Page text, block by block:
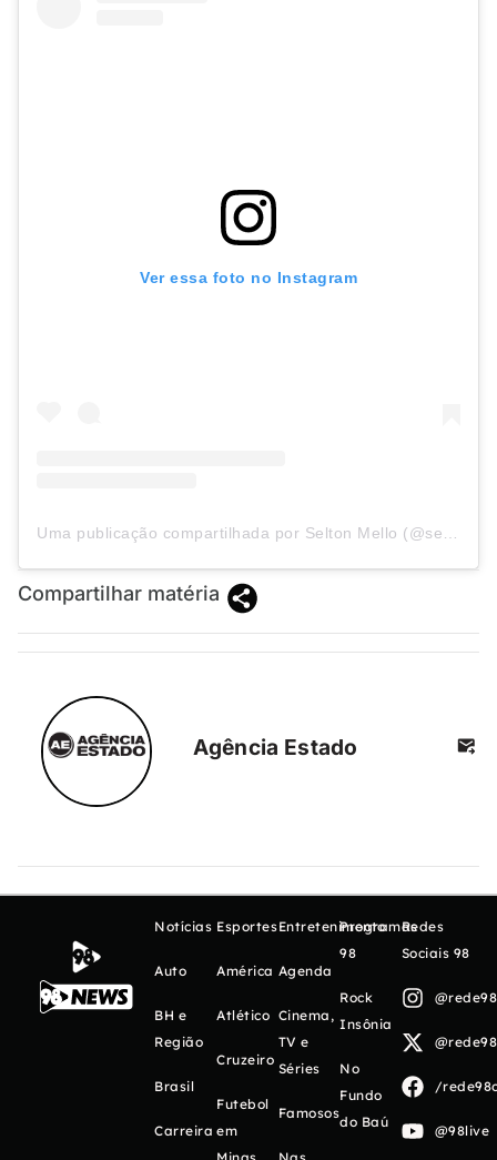
Ver essa foto no Instagram
Uma publicação compartilhada por Selton Mello (@seltonmello)
Compartilhar matéria
Agência Estado
Notícias
Auto
BH e
Região
Brasil
Carreira
Esportes
América
Atlético
Cruzeiro
Futebol
em
Entretenimento
Agenda
Cinema,
TV e
Séries
Famosos
Programas
98
Rock
Insônia
No
Fundo
do Baú
Redes
Sociais 98
/
@98live